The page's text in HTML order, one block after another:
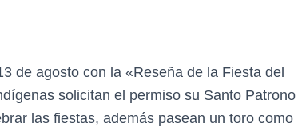
de agosto con la «Reseña de la Fiesta del
solicitan el permiso su Santo Patrono
las fiestas, además pasean un toro como